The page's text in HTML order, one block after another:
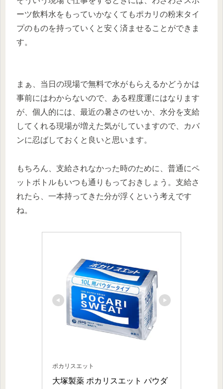
ーツ飲料水をもっていかなくてもポカリの粉末タイ
プのものを持っていくと安く済ませることができま
す。
まぁ、当日の現場で無料で水がもらえるかどうかは
事前にはわからないので、ある程度運にはなります
が、個人的には、最近の暑さのせいか、水分を支給
してくれる現場が増えた気がしていますので、カバ
ンに忍ばしておくと良いと思います。
もちろん、支給されなかった時のために、普通にペ
ットボトルもいつも通りもっておきしょう。支給さ
れたら、一本持ってきた分が浮くという考えです
ね。
ポカリスエット
大塚製薬 ポカリスエット パウダ